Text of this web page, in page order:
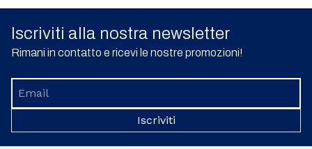
Iscriviti alla nostra newsletter
Rimani in contatto e ricevi le nostre promozioni!
Iscriviti